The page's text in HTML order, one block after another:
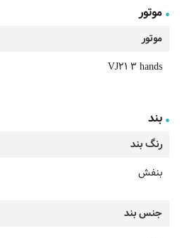
موتور
موتور
VJ21 3 hands
بند
رنگ بند
بنفش
جنس بند